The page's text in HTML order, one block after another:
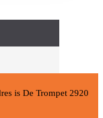
is De Trompet 2920